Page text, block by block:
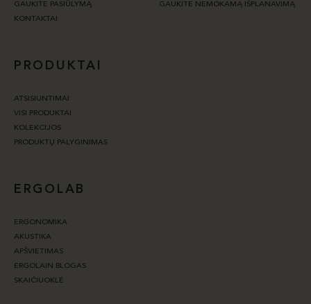
GAUKITE PASIŪLYMĄ
GAUKITE NEMOKAMĄ IŠPLANAVIMĄ
KONTAKTAI
PRODUKTAI
ATSISIUNTIMAI
VISI PRODUKTAI
KOLEKCIJOS
PRODUKTŲ PALYGINIMAS
ERGOLAB
ERGONOMIKA
AKUSTIKA
APŠVIETIMAS
ERGOLAIN BLOGAS
SKAIČIUOKLĖ